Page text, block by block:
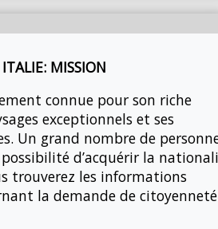
ITALIE: MISSION
connue pour son riche
exceptionnels et ses
Un grand nombre de
d’acquérir la
trouverez les informations
la demande de citoyenneté